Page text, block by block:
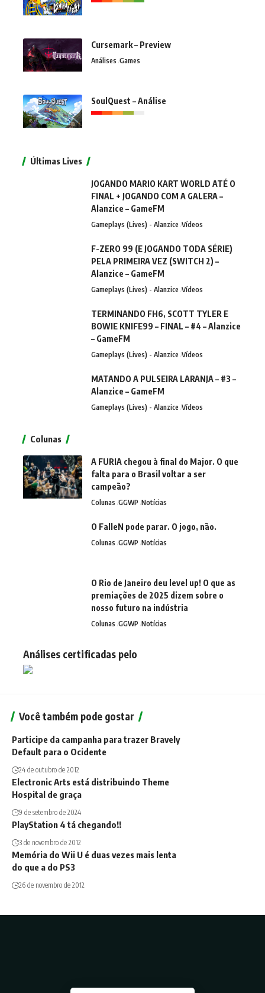
Cursemark – Preview
Análises Games
SoulQuest – Análise
Últimas Lives
JOGANDO MARIO KART WORLD ATÉ O
FINAL + JOGANDO COM A GALERA –
Alanzice – GameFM
Gameplays (Lives) - Alanzice Vídeos
F-ZERO 99 (E JOGANDO TODA SÉRIE)
PELA PRIMEIRA VEZ (SWITCH 2) –
Alanzice – GameFM
Gameplays (Lives) - Alanzice Vídeos
TERMINANDO FH6, SCOTT TYLER E
BOWIE KNIFE99 – FINAL – #4 – Alanzice
– GameFM
Gameplays (Lives) - Alanzice Vídeos
MATANDO A PULSEIRA LARANJA – #3 –
Alanzice – GameFM
Gameplays (Lives) - Alanzice Vídeos
Colunas
A FURIA chegou à final do Major. O que
falta para o Brasil voltar a ser
campeão?
Colunas GGWP Notícias
O FalleN pode parar. O jogo, não.
Colunas GGWP Notícias
O Rio de Janeiro deu level up! O que as
premiações de 2025 dizem sobre o
nosso futuro na indústria
Colunas GGWP Notícias
Análises certificadas pelo
Você também pode gostar
Participe da campanha para trazer Bravely
Default para o Ocidente
24 de outubro de 2012
Electronic Arts está distribuindo Theme
Hospital de graça
9 de setembro de 2024
PlayStation 4 tá chegando!!
3 de novembro de 2012
Memória do Wii U é duas vezes mais lenta
do que a do PS3
26 de novembro de 2012